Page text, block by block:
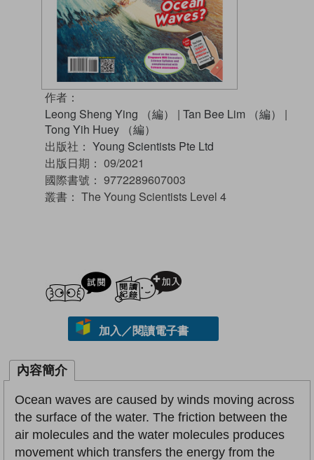
作者：
Leong Sheng Ying （編）
| Tan Bee Lim （編）
|
Tong Yih Huey （編）
出版社： Young Scientists Pte Ltd
出版日期： 09/2021
國際書號： 9772289607003
叢書： The Young Scientists Level 4
試閲
加入／閱讀電子書
內容簡介
Ocean waves are caused by winds moving across
the surface of the water. The friction between the
air molecules and the water molecules produces
movement which transfers the energy from the